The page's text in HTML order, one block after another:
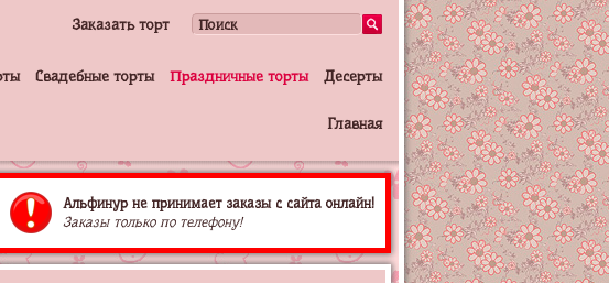
Заказать торт
Свадебные торты Праздничные торты Десерты
Главная
Альфинур не принимает заказы с сайта онлайн!
Заказы только по телефону!